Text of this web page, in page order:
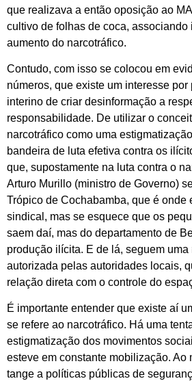
que realizava a então oposição ao
cultivo de folhas de coca, associando
aumento do narcotráfico.
Contudo, com isso se colocou em
números, que existe um interesse por
interino de criar desinformação a
responsabilidade. De utilizar o
narcotráfico como uma
bandeira de luta efetiva contra os
que, supostamente na luta contra o
Arturo Murillo (ministro de Governo)
Trópico de Cochabamba, que é onde
sindical, mas se esquece que os
saem daí, mas do departamento de
produção ilícita. E de lá, seguem
autorizada pelas autoridades locais,
relação direta com o controle do
É importante entender que existe aí
se refere ao narcotráfico. Há uma
estigmatização dos movimentos
esteve em constante mobilização. Ao
tange a políticas públicas de